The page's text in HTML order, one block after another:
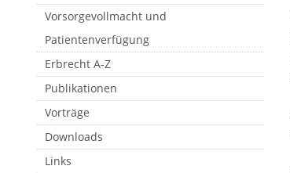
Vorsorgevollmacht und
Patientenverfügung
Erbrecht A-Z
Publikationen
Vorträge
Downloads
Links